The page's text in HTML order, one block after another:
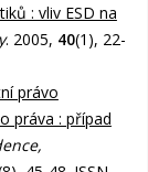
: vliv ESD na
. 2005, 40(1), 22-
právo
práva : případ